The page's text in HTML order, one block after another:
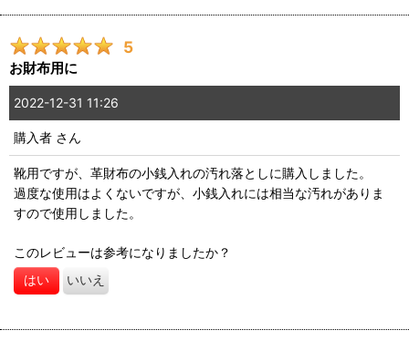
5
お財布用に
2022-12-31 11:26
購入者 さん
靴用ですが、革財布の小銭入れの汚れ落としに購入しました。
過度な使用はよくないですが、小銭入れには相当な汚れがありま
すので使用しました。
このレビューは参考になりましたか？
はい いいえ